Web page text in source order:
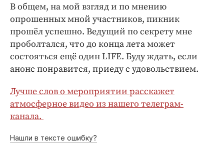
В общем, на мой взгляд и по мнению
опрошенных мной участников, пикник
прошёл успешно. Ведущий по секрету мне
проболтался, что до конца лета может
состояться ещё один LIFE. Буду ждать, если
анонс понравится, приеду с удовольствием.
Лучше слов о мероприятии расскажет
атмосферное видео из нашего телеграм-
канала.
Нашли в тексте ошибку?